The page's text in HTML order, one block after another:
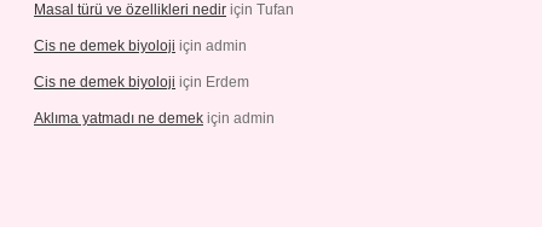
Masal türü ve özellikleri nedir için Tufan
Cis ne demek biyoloji için admin
Cis ne demek biyoloji için Erdem
Aklıma yatmadı ne demek için admin